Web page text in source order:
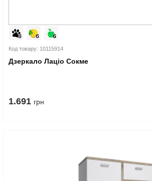
Код товару: 10115914
Дзеркало Лаціо Сокме
1.691 грн